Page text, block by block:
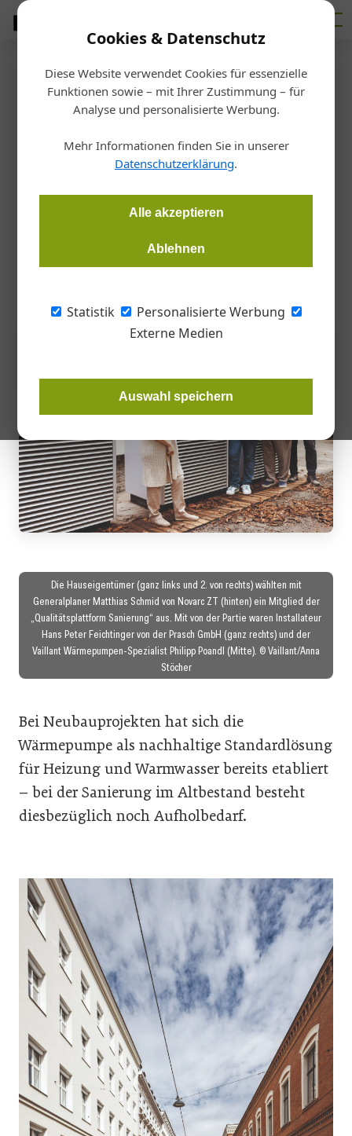
Cookies & Datenschutz
Diese Website verwendet Cookies für essenzielle
Funktionen sowie – mit Ihrer Zustimmung – für
Analyse und personalisierte Werbung.
Mehr Informationen finden Sie in unserer
Datenschutzerklärung.
Alle akzeptieren
Ablehnen
Statistik
Personalisierte Werbung
Externe Medien
Auswahl speichern
Startseite/ Heizung
Heizung & Energie
Viel warme Luft
18.03.2025, 14:57 Uhr
Bestand. Wärmepumpentechnologien sind die Alternative,
wie ein Vorzeigeprojekt in Wien unter Beweis stellt.
Die Hauseigentümer (ganz links und 2. von rechts) wählten mit
Generalplaner Matthias Schmid von Novarc ZT (hinten) ein Mitglied der
„Qualitätsplattform Sanierung“ aus. Mit von der Partie waren Installateur
Hans Peter Feichtinger von der Prasch GmbH (ganz rechts) und der
Vaillant Wärmepumpen-Spezialist Philipp Poandl (Mitte). © Vaillant/Anna
Stöcher
Bei Neubauprojekten hat sich die
Wärmepumpe als nachhaltige Standardlösung
für Heizung und Warmwasser bereits etabliert
– bei der Sanierung im Altbestand besteht
diesbezüglich noch Aufholbedarf.